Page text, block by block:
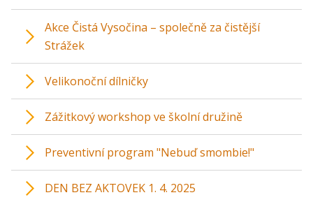
Akce Čistá Vysočina – společně za čistější
Strážek
Velikonoční dílničky
Zážitkový workshop ve školní družině
Preventivní program "Nebuď smombie!"
DEN BEZ AKTOVEK 1. 4. 2025